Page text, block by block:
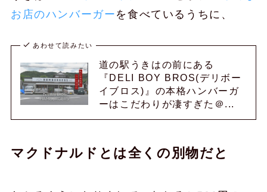
お店のハンバーガー を食べているうちに、
あわせて読みたい
道の駅うきはの前にある
『DELI BOY BROS(デリボー
イブロス)』の本格ハンバーガ
ーはこだわりが凄すぎた＠...
マクドナルドとは全くの別物だと